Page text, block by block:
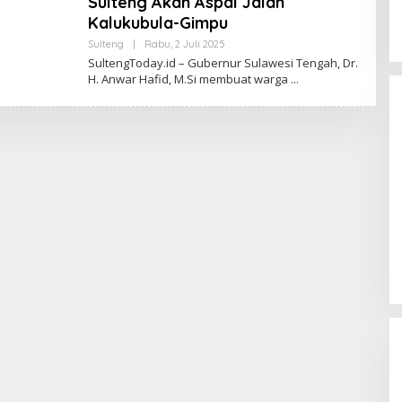
Kalukubula-Gimpu
Sulteng Rabu, 2 Juli 2025Oleh
Today
SultengToday.id – Gubernur Sulawesi Tengah, Dr.
H. Anwar Hafid, M.Si membuat warga